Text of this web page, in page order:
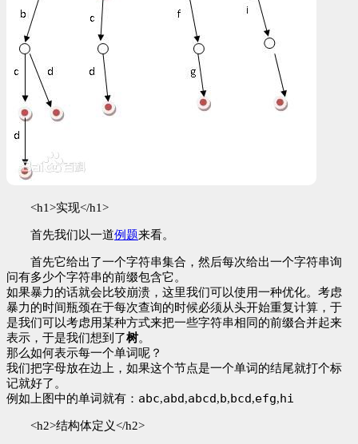
<h1>实现</h1>
首先我们以一道例题来看。
首先它给出了一个字符串集合，然后每次给出一个字符串询
问有多少个字符串的前缀包含它。
如果暴力的话就会比较崩溃，这里我们可以使用一种优化。考虑
暴力的时间瓶颈在于每次查询的时候必须从头开始重复计算，于
是我们可以考虑用某种方式来把一些字符串相同的前缀合并起来
表示，于是我们想到了树。
那么如何表示每一个单词呢？
我们把字母放在边上，如果这个节点是一个单词的结尾就打个标
记就好了。
例如上图中的单词就有： abc,abd,abcd,b,bcd,efg,hi
<h2>结构体定义</h2>